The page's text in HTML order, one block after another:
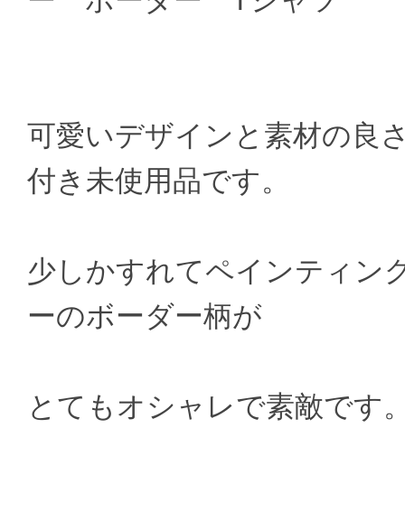
可愛いデザインと素材の良
付き未使用品です。
少しかすれてペインティン
ーのボーダー柄が
とてもオシャレで素敵です